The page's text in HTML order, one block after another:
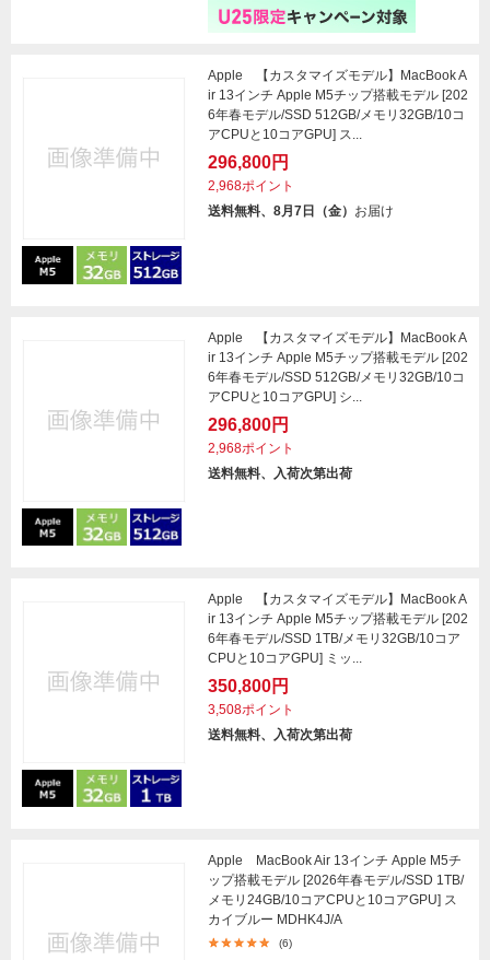
Apple 【カスタマイズモデル】MacBook A
ir 13インチ Apple M5チップ搭載モデル [202
6年春モデル/SSD 512GB/メモリ32GB/10コ
アCPUと10コアGPU] ス...
296,800円
2,968ポイント
送料無料、8月7日（金） お届け
Apple 【カスタマイズモデル】MacBook A
ir 13インチ Apple M5チップ搭載モデル [202
6年春モデル/SSD 512GB/メモリ32GB/10コ
アCPUと10コアGPU] シ...
296,800円
2,968ポイント
送料無料、入荷次第出荷
Apple 【カスタマイズモデル】MacBook A
ir 13インチ Apple M5チップ搭載モデル [202
6年春モデル/SSD 1TB/メモリ32GB/10コア
CPUと10コアGPU] ミッ...
350,800円
3,508ポイント
送料無料、入荷次第出荷
Apple MacBook Air 13インチ Apple M5チ
ップ搭載モデル [2026年春モデル/SSD 1TB/
メモリ24GB/10コアCPUと10コアGPU] ス
カイブルー MDHK4J/A
(6)